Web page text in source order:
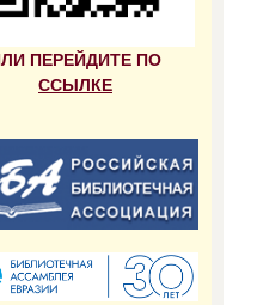
ПЕРЕЙДИТЕ ПО
ССЫЛКЕ